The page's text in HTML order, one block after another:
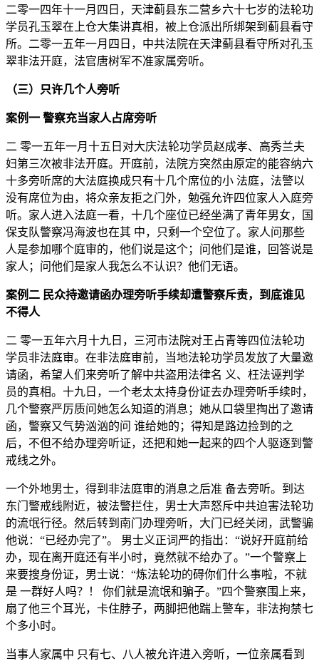
二零一四年十一月四日，天津蓟县东二营乡六十七岁的法轮功
学员孔玉翠在上仓大集讲真相，被上仓派出所绑架到蓟县看守
所。二零一五年一月四日，中共法院在天津蓟县看守所对孔玉
翠非法开庭，法官唐树军不准家属旁听。
（三）只许几个人旁听
案例一 警察充当家人占席旁听
二 零一五年一月十五日对大庆法轮功学员赵成孝、高秀兰夫
妇第三次被非法开庭。开庭前，法院方突然由原定的能容纳六
十多旁听席的大法庭换成只有十几个席位的小 法庭，法警以
没有席位为由，将众亲友拒之门外，勉强允许四位家人入庭旁
听。家人进入法庭一看，十几个座位已经坐满了青年男女，国
保支队警察冯海波也在其 中，只剩一个空位了。家人问那些
人是参加哪个庭审的，他们说是这个；问他们是谁，回答说是
家人；问他们是家人我怎么不认识？他们无语。
案例二 民众持邀请函办理旁听手续却遭警察斥责，到底谁见
不得人
二 零一五年六月十九日，三河市法院对王占青等四位法轮功
学员非法庭审。在非法庭审前，当地法轮功学员发放了大量邀
请函，希望人们来旁听了解中共盗用法律名 义、枉法诬判学
员的真相。十九日，一个老太太持身份证去办理旁听手续时，
几个警察严厉质问她怎么知道的消息；她从口袋里掏出了邀请
函，警察又气势汹汹的问 谁给她的；得知是路边捡到的之
后，不但不给办理旁听证，还把和她一起来的四个人驱逐到警
戒线之外。
一个外地男士，得到非法庭审的消息之后准 备去旁听。到达
东门警戒线附近，被法警拦住，男士大声怒斥中共迫害法轮功
的流氓行径。然后转到南门办理旁听，大门已经关闭，武警骗
他说：“已经办完了”。 男士义正词严的指出：“说好开庭前给
办，现在离开庭还有半小时，竟然就不给办了。”一个警察上
来要搜身份证，男士说：“炼法轮功的碍你们什么事啦，不就
是 一群好人吗？！ 你们就是流氓和骗子。”四个警察围上来，
扇了他三个耳光，卡住脖子，两脚把他踹上警车，非法拘禁七
个多小时。
当事人家属中 只有七、八人被允许进入旁听，一位亲属看到